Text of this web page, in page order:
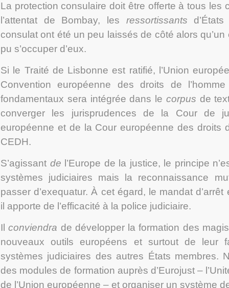
La protection consulaire doit être offerte à tous les
l’attentat de Bombay, les ressortissants
consulat ont été un peu laissés de côté alors
pu s’occuper d’eux.
Si le Traité de Lisbonne est ratifié, l’Union
Convention européenne des droits de
fondamentaux sera intégrée dans le corpus de
converger les jurisprudences de la Cour de
européenne et de la Cour européenne des droits
CEDH.
S’agissant de l’Europe de la justice, le principe
systèmes judiciaires mais la reconnaissance
passer d’exequatur. À cet égard, le mandat
il apporte de l’efficacité à la police judiciaire.
Ilconviendra de développer la formation des
nouveaux outils européens et surtout de leur
systèmes judiciaires des autres États membres.
des modules de formation auprès d’Eurojust –
de l’Union européenne – et organiser un système